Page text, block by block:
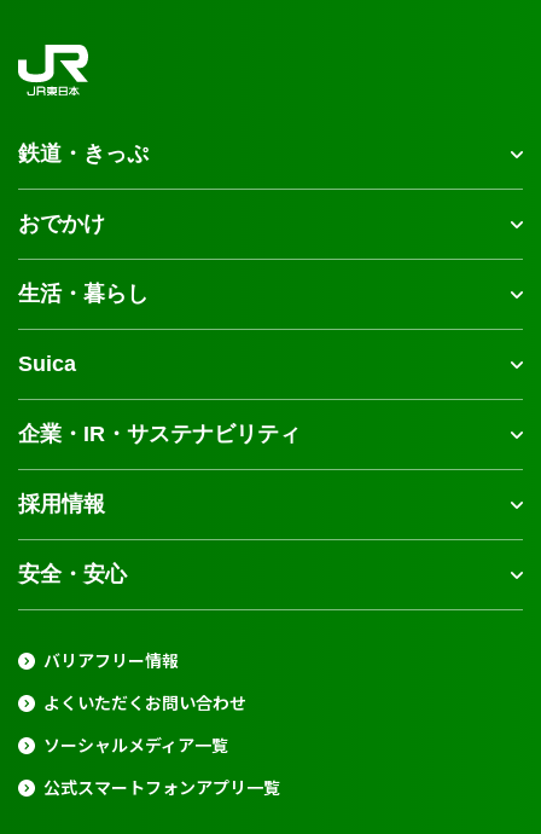
鉄道・きっぷ
おでかけ
生活・暮らし
Suica
企業・IR・サステナビリティ
採用情報
安全・安心
バリアフリー情報
よくいただくお問い合わせ
ソーシャルメディア一覧
公式スマートフォンアプリ一覧